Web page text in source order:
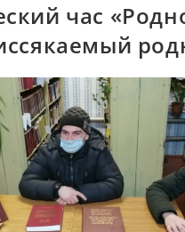
час